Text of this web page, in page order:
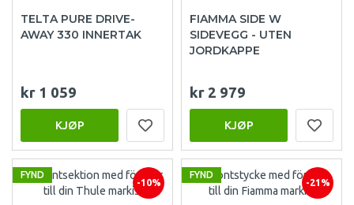
TELTA PURE DRIVE-
AWAY 330 INNERTAK
kr 1 059
KJØP
FIAMMA SIDE W
SIDEVEGG - UTEN
JORDKAPPE
kr 2 979
KJØP
FYND
-10%
FYND
-21%